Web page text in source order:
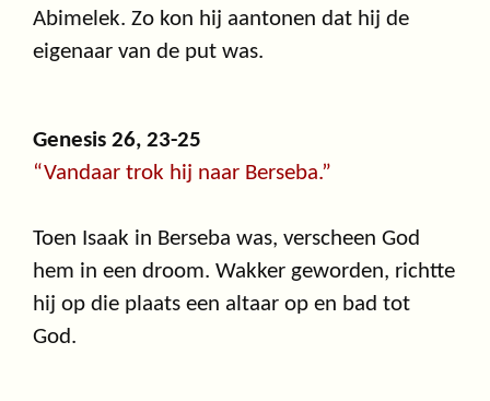
Abimelek. Zo kon hij aantonen dat hij de
eigenaar van de put was.
Genesis 26, 23-25
“Vandaar trok hij naar Berseba.”
Toen Isaak in Berseba was, verscheen God
hem in een droom. Wakker geworden, richtte
hij op die plaats een altaar op en bad tot
God.